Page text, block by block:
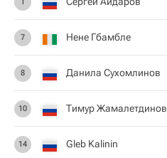
7 Нене Гбамбле
8 Данила Сухомлинов
10 Тимур Жамалетдинов
14 Gleb Kalinin